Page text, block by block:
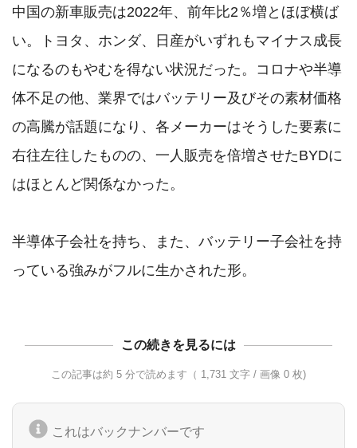
中国の新車販売は2022年、前年比2％増とほぼ横ば
い。トヨタ、ホンダ、日産がいずれもマイナス成長
になるのもやむを得ない状況だった。コロナや半導
体不足の他、業界ではバッテリー及びその素材価格
の高騰が話題になり、各メーカーはそうした要素に
右往左往したものの、一人販売を倍増させたBYDに
はほとんど関係なかった。
半導体子会社を持ち、また、バッテリー子会社を持
この続きを見るには
この記事は約 5 分で読めます（ 1,731 文字 / 画像 0 枚)
これはバックナンバーです